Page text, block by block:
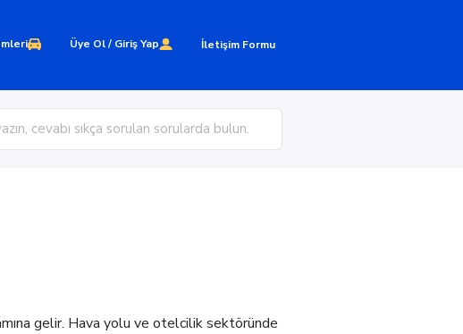
Üye Ol / Giriş Yap İletişim Formu
gelir. Hava yolu ve otelcilik sektöründe